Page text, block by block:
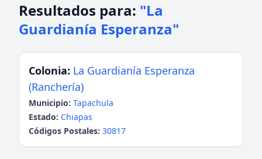
Resultados para: "La
Guardianía Esperanza"
Colonia: La Guardianía Esperanza
(Ranchería)
Municipio: Tapachula
Estado: Chiapas
Códigos Postales: 30817